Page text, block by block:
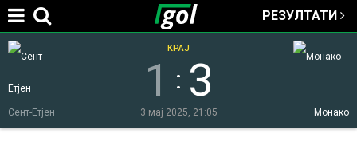
Jump to navigation
РЕЗУЛТАТИ
Сент-Етјен Монако
1 : 3
КРАЈ
3 мај 2025, 21:05